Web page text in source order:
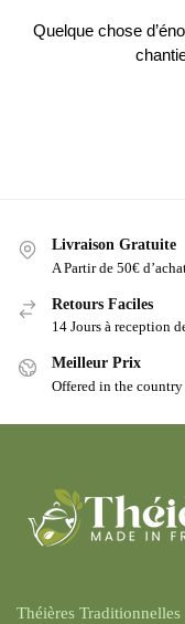
Quelque chose
Livraison Gratuite
A Partir de 50€
Retours Faciles
14 Jours à reception
Meilleur Prix
Offered in the country
Théières Traditionnelles